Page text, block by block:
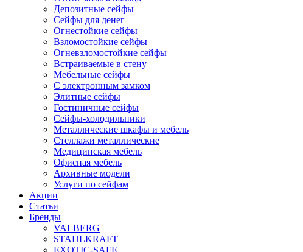
Депозитные сейфы
Сейфы для денег
Огнестойкие сейфы
Взломостойкие сейфы
Огневзломостойкие сейфы
Встраиваемые в стену
Мебельные сейфы
С электронным замком
Элитные сейфы
Гостиничные сейфы
Сейфы-холодильники
Металлические шкафы и мебель
Стеллажи металлические
Медицинская мебель
Офисная мебель
Архивные модели
Услуги по сейфам
Акции
Статьи
Бренды
VALBERG
STAHLKRAFT
EXOTIC-SAFE